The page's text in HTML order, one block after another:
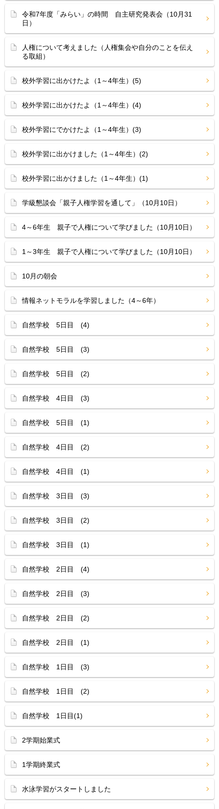
令和7年度「みらい」の時間 自主研究発表会（10月31
日）
人権について考えました（人権集会や自分のことを伝え
る取組）
校外学習に出かけたよ（1～4年生）(5)
校外学習に出かけたよ（1～4年生）(4)
校外学習にでかけたよ（1～4年生）(3)
校外学習に出かけました（1～4年生）(2)
校外学習に出かけました（1～4年生）(1)
学級懇談会「親子人権学習を通して」（10月10日）
4～6年生 親子で人権について学びました（10月10日）
1～3年生 親子で人権について学びました（10月10日）
10月の朝会
情報ネットモラルを学習しました（4～6年）
自然学校 5日目 (4)
自然学校 5日目 (3)
自然学校 5日目 (2)
自然学校 4日目 (3)
自然学校 5日目 (1)
自然学校 4日目 (2)
自然学校 4日目 (1)
自然学校 3日目 (3)
自然学校 3日目 (2)
自然学校 3日目 (1)
自然学校 2日目 (4)
自然学校 2日目 (3)
自然学校 2日目 (2)
自然学校 2日目 (1)
自然学校 1日目 (3)
自然学校 1日目 (2)
自然学校 1日目(1)
2学期始業式
1学期終業式
水泳学習がスタートしました